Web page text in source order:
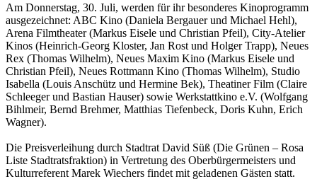
Am Donnerstag, 30. Juli, werden für ihr besonderes Kinoprogramm
ausgezeichnet: ABC Kino (Daniela Bergauer und Michael Hehl),
Arena Filmtheater (Markus Eisele und Christian Pfeil), City-Atelier
Kinos (Heinrich-Georg Kloster, Jan Rost und Holger Trapp), Neues
Rex (Thomas Wilhelm), Neues Maxim Kino (Markus Eisele und
Christian Pfeil), Neues Rottmann Kino (Thomas Wilhelm), Studio
Isabella (Louis Anschütz und Hermine Bek), Theatiner Film (Claire
Schleeger und Bastian Hauser) sowie Werkstattkino e.V. (Wolfgang
Bihlmeir, Bernd Brehmer, Matthias Tiefenbeck, Doris Kuhn, Erich
Wagner).
Die Preisverleihung durch Stadtrat David Süß (Die Grünen – Rosa
Liste Stadtratsfraktion) in Vertretung des Oberbürgermeisters und
Kulturreferent Marek Wiechers findet mit geladenen Gästen statt.